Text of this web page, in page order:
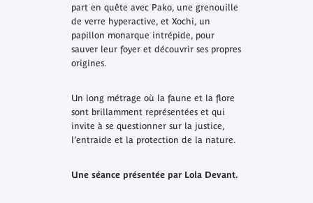
part en quête avec Pako, une grenouille
de verre hyperactive, et Xochi, un
papillon monarque intrépide, pour
sauver leur foyer et découvrir ses propres
origines.
Un long métrage où la faune et la flore
sont brillamment représentées et qui
invite à se questionner sur la justice,
l’entraide et la protection de la nature.
Une séance présentée par Lola Devant.